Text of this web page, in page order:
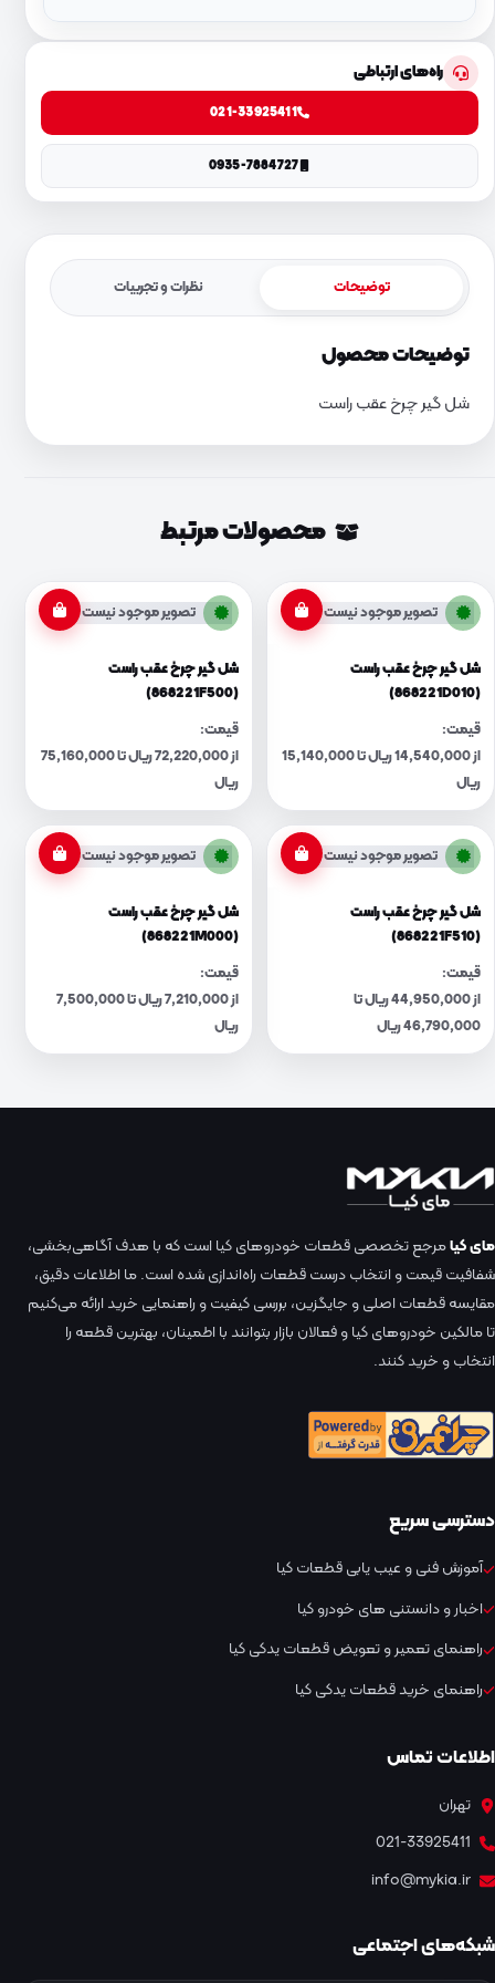
راه‌های ارتباطی
021-33925411
0935-7884727
توضیحات نظرات و تجربیات
توضیحات محصول
شل گیر چرخ عقب راست
محصولات مرتبط
تصویر موجود نیست
شل گیر چرخ عقب راست
(868221D010)
قیمت:
از 14,540,000 ریال تا 15,140,000
ریال
تصویر موجود نیست
شل گیر چرخ عقب راست
(868221F500)
قیمت:
از 72,220,000 ریال تا 75,160,000
ریال
تصویر موجود نیست
شل گیر چرخ عقب راست
(868221F510)
قیمت:
از 44,950,000 ریال تا
46,790,000 ریال
تصویر موجود نیست
شل گیر چرخ عقب راست
(868221M000)
قیمت:
از 7,210,000 ریال تا 7,500,000
ریال
مای کیامرجع تخصصی قطعات خودروهای کیا است که با هدف آگاهی‌بخشی،
شفافیت قیمت و انتخاب درست قطعات راه‌اندازی شده است. ما اطلاعات دقیق،
مقایسه قطعات اصلی و جایگزین، بررسی کیفیت و راهنمایی خرید ارائه می‌کنیم
تا مالکین خودروهای کیا و فعالان بازار بتوانند با اطمینان، بهترین قطعه را
انتخاب و خرید کنند.
دسترسی سریع
آموزش فنی و عیب یابی قطعات کیا
اخبار و دانستنی های خودرو کیا
راهنمای تعمیر و تعویض قطعات یدکی کیا
راهنمای خرید قطعات یدکی کیا
اطلاعات تماس
تهران
021-33925411
info@mykia.ir
شبکه‌های اجتماعی